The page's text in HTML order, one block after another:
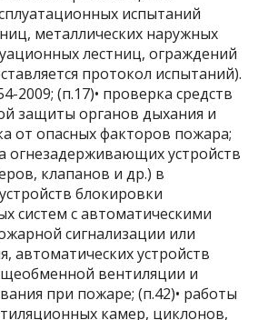
испытаний
металлических наружных
лестниц, ограждений
протокол испытаний).
2009; (п.17)• проверка средств
защиты органов дыхания и
от опасных факторов пожара;
огнезадерживающих устройств
клапанов и др.) в
блокировки
систем с автоматическими
сигнализации или
автоматических устройств
вентиляции и
при пожаре; (п.42)• работы
камер, циклонов,